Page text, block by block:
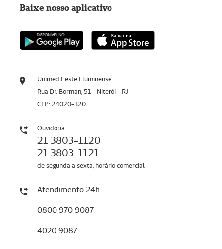
Unimed Leste Fluminense
Rua Dr. Borman, 51 - Niterói - RJ
CEP: 24020-320
Ouvidoria
21 3803-1120
21 3803-1121
de segunda a sexta, horário comercial
Atendimento 24h
0800 970 9087
4020 9087
Baixe nosso aplicativo